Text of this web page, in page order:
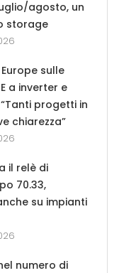
agosto, un
storage
sulle
a inverter e
progetti in
chiarezza”
il relè di
70.33,
su impianti
numero di